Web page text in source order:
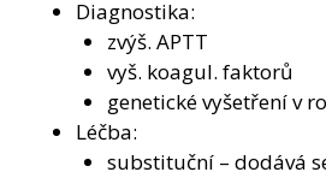
Diagnostika:
zvýš. APTT
vyš. koagul. faktorů
genetické vyšetření v
Léčba:
substituční – dodává